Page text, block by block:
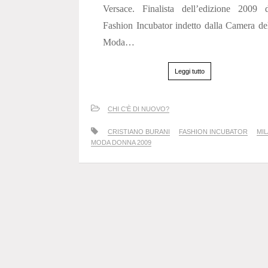
Versace. Finalista dell’edizione 2009
Fashion Incubator indetto dalla Camera
Moda…
Leggi tutto
CHI C'È DI NUOVO?
CRISTIANO BURANI FASHION INCUBATOR
MODA DONNA 2009